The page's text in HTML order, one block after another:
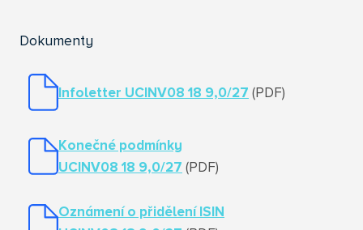
Dokumenty
Infoletter UCINV08 18 9,0/27 (PDF)
Konečné podmínky
UCINV08 18 9,0/27 (PDF)
Oznámení o přidělení ISIN